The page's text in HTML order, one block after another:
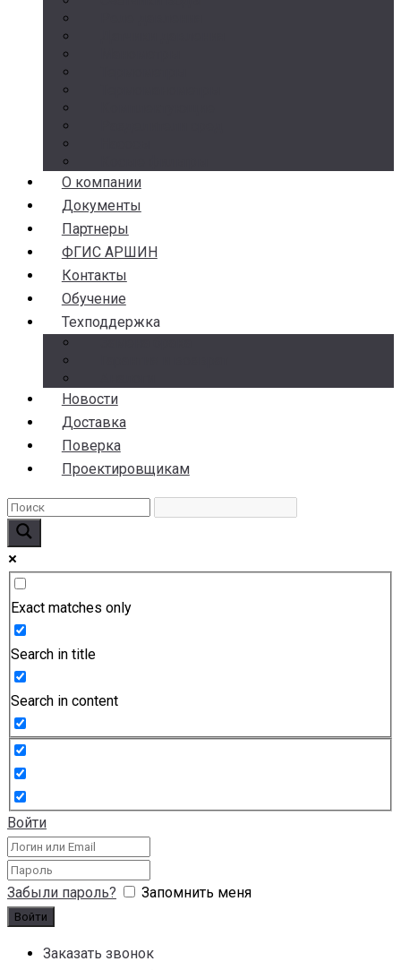
О компании
Документы
Партнеры
ФГИС АРШИН
Контакты
Обучение
Техподдержка
Новости
Доставка
Поверка
Проектировщикам
Exact matches only
Search in title
Search in content
Войти
Забыли пароль? Запомнить меня
Заказать звонок